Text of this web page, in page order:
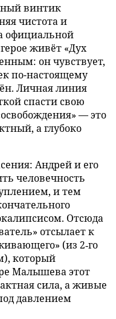
винтик
чистота и
официальной
живёт «Дух
он чувствует,
по-настоящему
Личная линия
спасти свою
— это
а глубоко
Андрей и его
человечность
и тем
Отсюда
отсылает к
(из 2‑го
который
Малышева этот
сила, а живые
давлением